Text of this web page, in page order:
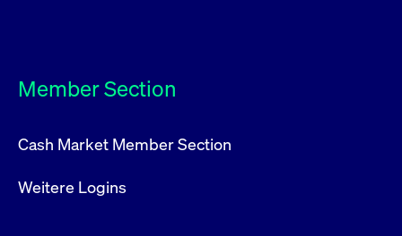
Member Section
Cash Market Member Section
Weitere Logins